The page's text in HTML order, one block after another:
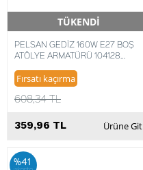
TÜKENDİ
Hızlı Teslimat
PELSAN GEDİZ 160W E27 BOŞ
ATÖLYE ARMATÜRÜ 104128
Fırsatı kaçırma
608,34 TL
359,96 TL Ürüne Git
%41